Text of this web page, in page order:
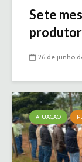
Sete
26 de junho
ATUAÇÃO